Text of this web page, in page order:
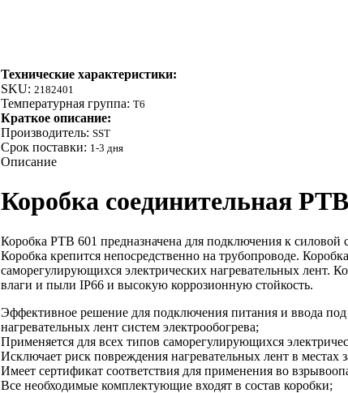
Технические характеристики:
SKU: 2182401
Температурная группа: Т6
Краткое описание:
Производитель: SST
Срок поставки: 1-3 дня
Описание
Коробка соединительная
Коробка РТВ 601 предназначена для подключения к силовой
Коробка крепится непосредственно на трубопроводе.
саморегулирующихся электрических нагревательных лент.
влаги и пыли IP66 и высокую коррозионную стойкость.
Эффективное решение для подключения питания и ввода
нагревательных лент систем электрообогрева;
Применяется для всех типов саморегулирующихся
Исключает риск повреждения нагревательных лент в местах
Имеет сертификат соответствия для применения во
Все необходимые комплектующие входят в состав коробки;